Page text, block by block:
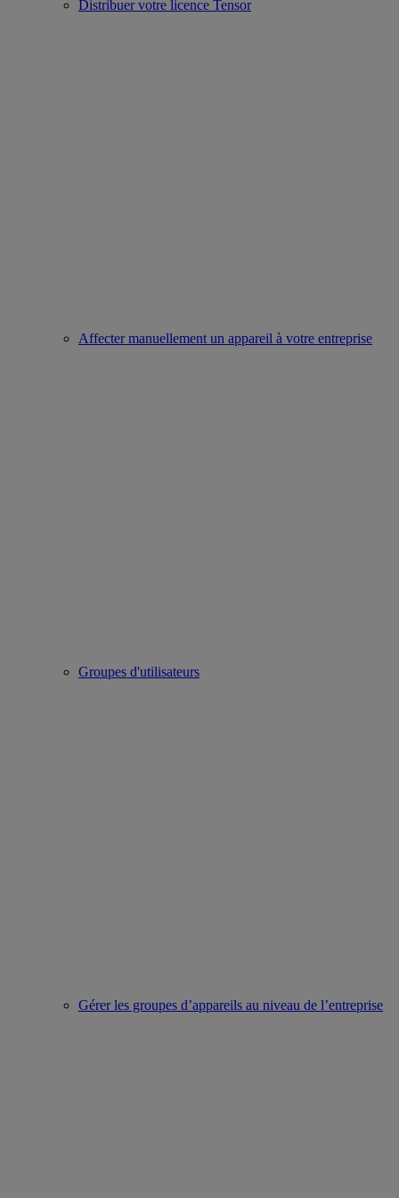
Distribuer votre licence Tensor
Affecter manuellement un appareil à votre entreprise
Groupes d'utilisateurs
Gérer les groupes d’appareils au niveau de l’entreprise